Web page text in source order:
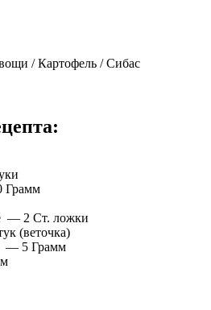
/ Картофель / Сибас
Грамм
— 2 Ст. ложки
(веточка)
— 5 Грамм